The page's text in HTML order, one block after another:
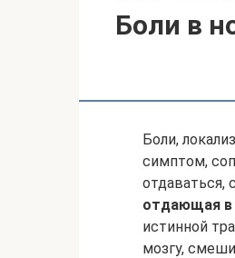
Боли в
Боли,
симптом,
отдаваться,
отдающая в
истинной
мозгу,